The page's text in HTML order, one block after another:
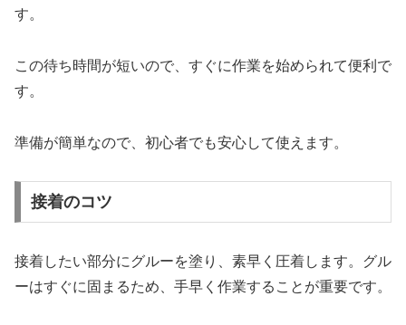
す。
この待ち時間が短いので、すぐに作業を始められて便利で
す。
準備が簡単なので、初心者でも安心して使えます。
接着のコツ
接着したい部分にグルーを塗り、素早く圧着します。グル
ーはすぐに固まるため、手早く作業することが重要です。